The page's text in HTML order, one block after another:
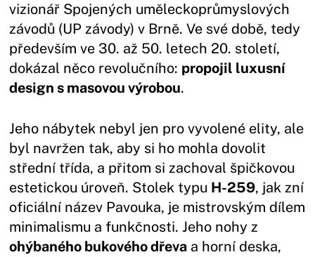
vizionář Spojených uměleckoprůmyslových
závodů (UP závody) v Brně. Ve své době, tedy
především ve 30. až 50. letech 20. století,
dokázal něco revolučního: propojil luxusní
design s masovou výrobou.
Jeho nábytek nebyl jen pro vyvolené elity, ale
byl navržen tak, aby si ho mohla dovolit
střední třída, a přitom si zachoval špičkovou
estetickou úroveň. Stolek typu H-259, jak zní
oficiální název Pavouka, je mistrovským dílem
minimalismu a funkčnosti. Jeho nohy z
ohýbaného bukového dřeva a horní deska,